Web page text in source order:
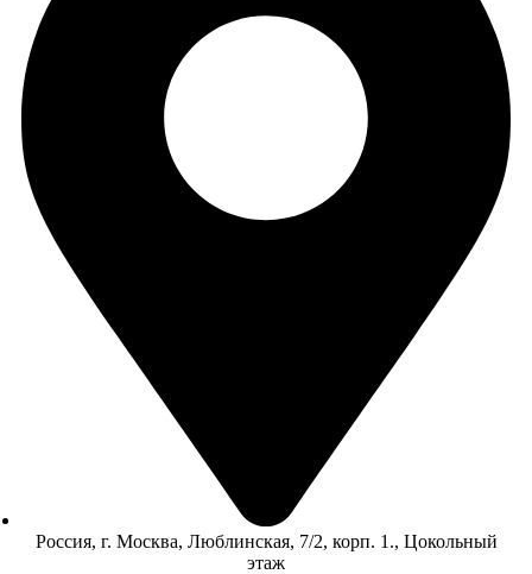
Россия, г. Москва, Люблинская, 7/2, корп. 1., Цокольный
этаж